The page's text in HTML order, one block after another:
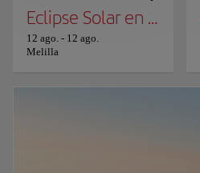
Eclipse Solar en Melilla
12 ago. - 12 ago.
Melilla